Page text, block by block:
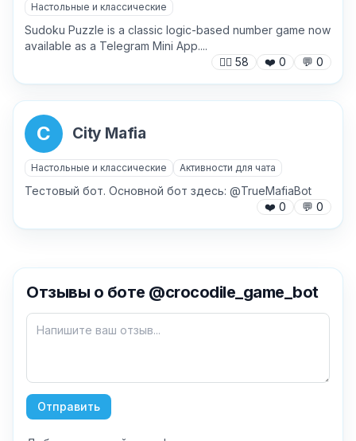
✕
Как добавить бота?
Настольные и классические
Sudoku Puzzle is a classic logic-based number game now
available as a Telegram Mini App....
🙍‍♂️ 58 ❤️ 0 💬 0
C City Mafia
Настольные и классические Активности для чата
Тестовый бот. Основной бот здесь: @TrueMafiaBot
❤️ 0 💬 0
Отзывы о боте @crocodile_game_bot
Отправить